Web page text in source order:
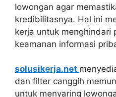
lowongan agar
kredibilitasnya. Hal ini
kerja untuk menghindari
keamanan informasi
solusikerja.net
dan filter canggih
untuk menyaring